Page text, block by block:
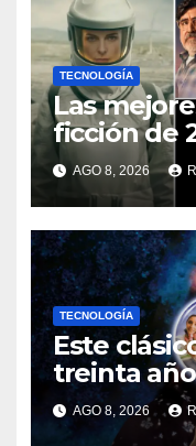
TECNOLOGÍA
Las
ficción de
AGO 8, 2026
TECNOLOGÍA
Este
treinta
influencia
AGO 8, 2026